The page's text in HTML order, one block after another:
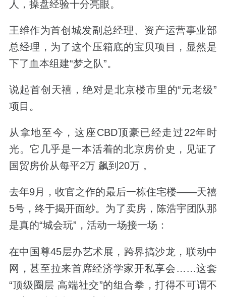
人，操盘经验十分亮眼。
王维作为首创城发副总经理、资产运营事业部
总经理，为了这个压箱底的宝贝项目，显然是
下了血本组建“梦之队”。
说起首创天禧，绝对是北京楼市里的“元老级”
项目。
从拿地至今，这座CBD顶豪已经走过22年时
光。它几乎是一本活着的北京房价史，见证了
国贸房价从每平2万 飙到20万 。
去年9月，收官之作的最后一栋住宅楼——天禧
5号，终于揭开面纱。为了卖房，陈浩宇团队那
是真的“城会玩”，活动一场接一场：
在中国尊45层办艺术展，跨界搞沙龙，联动中
网，甚至拉来首席经济学家开私享会……这套
“顶级圈层 高端社交”的组合拳，打得不可谓不